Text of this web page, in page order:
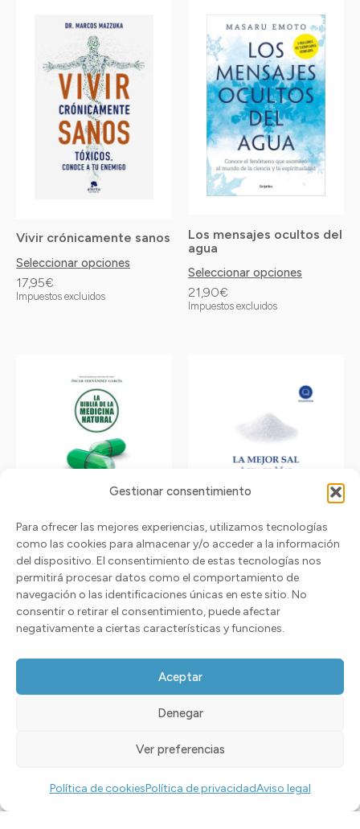
Gestionar consentimiento
Para ofrecer las mejores experiencias, utilizamos tecnologías
como las cookies para almacenar y/o acceder a la información
del dispositivo. El consentimiento de estas tecnologías nos
permitirá procesar datos como el comportamiento de
navegación o las identificaciones únicas en este sitio. No
consentir o retirar el consentimiento, puede afectar
negativamente a ciertas características y funciones.
Aceptar
Denegar
Ver preferencias
Política de cookiesPolítica de privacidadAviso legal
Vivir crónicamente sanos
17,95€
Impuestos excluidos
Seleccionar opciones
producto
múltiples
variantes.
la
página
Los mensajes ocultos del
agua
21,90€
Impuestos excluidos
Seleccionar opciones
producto
tiene
múltiples
variantes.
Las
opciones
pueden
en
la
página
La biblia de la medicina
natural
22,90
Impuestos excluidos
Seleccionar opciones
variantes.
se
pueden
elegir
en
la
página
La mejor sal. Agua de
mar
€
Seleccionar opciones
variantes.
Las
se
pueden
elegir
en
la
página
de
C/Princesa 31 2º-3. Madrid 28008
Política de Cookies